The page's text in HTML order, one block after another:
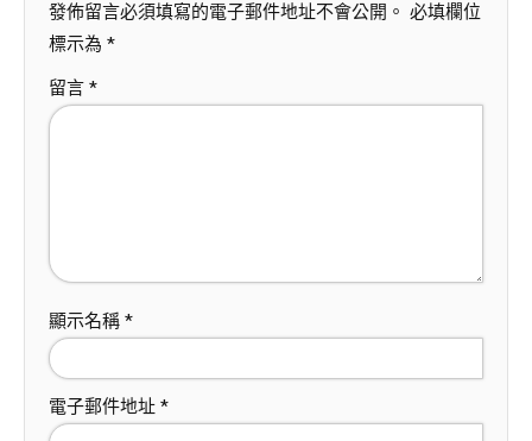
發佈留言必須填寫的電子郵件地址不會公開。 必填欄位
標示為 *
留言 *
顯示名稱 *
電子郵件地址 *